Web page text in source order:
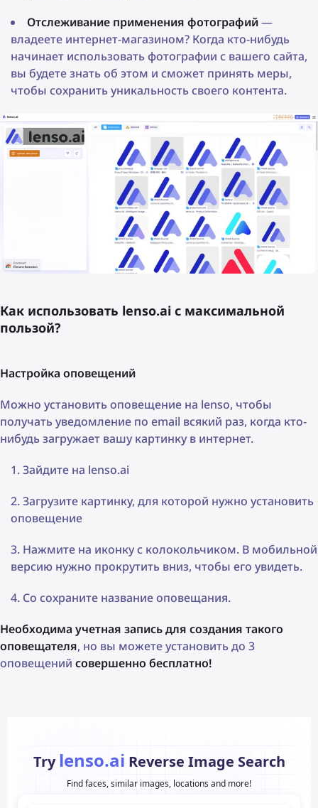
Отслеживание применения фотографий—
владеете интернет-магазином? Когда кто-нибудь
начинает использовать фотографии с вашего сайта,
вы будете знать об этом и сможет принять меры,
чтобы сохранить уникальность своего контента.
Как использовать lenso.ai с максимальной
пользой?
Настройка оповещений
Можно установить оповещение на lenso, чтобы
получать уведомление по email всякий раз, когда кто-
нибудь загружает вашу картинку в интернет.
Зайдите на lenso.ai
Загрузите картинку, для которой нужно установить
оповещение
Нажмите на иконку с колокольчиком. В мобильной
версию нужно прокрутить вниз, чтобы его увидеть.
Со сохраните название оповещания.
Необходима учетная запись для создания такого
оповещателя, но вы можете установить до 3
оповещений совершенно бесплатно!